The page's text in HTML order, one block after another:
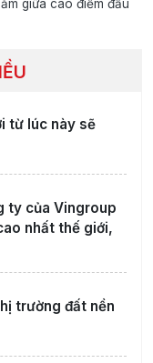
giữa cao điểm đầu
từ lúc này sẽ
ty của Vingroup
nhất thế giới,
trường đất nền